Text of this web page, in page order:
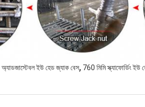
অ্যাডজাস্টেবল ইউ হেড জ্যাক বেস, 760 মিমি স্ক্যাফোর্ডিং ইউ